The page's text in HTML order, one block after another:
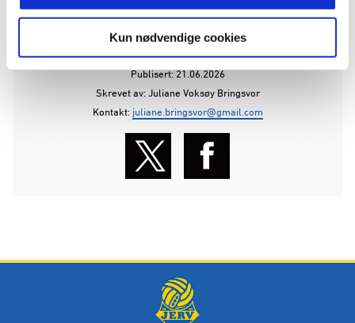
Kun nødvendige cookies
ANNONSE:
Publisert: 21.06.2026
Skrevet av: Juliane Voksøy Bringsvor
Kontakt: juliane.bringsvor@gmail.com